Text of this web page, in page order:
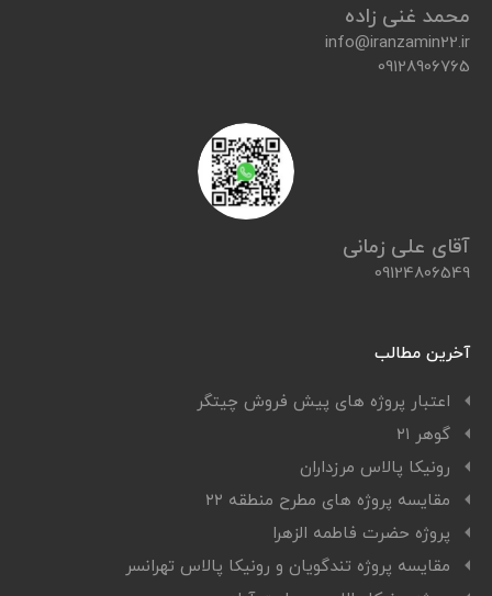
محمد غنی زاده
info@iranzamin22.ir
09128906765
آقای علی زمانی
09124806549
آخرین مطالب
اعتبار پروژه های پیش فروش چیتگر
گوهر ۲۱
رونیکا پالاس مرزداران
مقایسه پروژه های مطرح منطقه ۲۲
پروژه حضرت فاطمه الزهرا
مقایسه پروژه تندگویان و رونیکا پالاس تهرانسر